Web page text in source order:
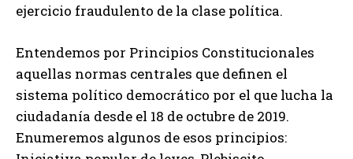
ejercicio fraudulento de la clase política.
Entendemos por Principios Constitucionales
aquellas normas centrales que definen el
sistema político democrático por el que lucha la
ciudadanía desde el 18 de octubre de 2019.
Enumeremos algunos de esos principios: